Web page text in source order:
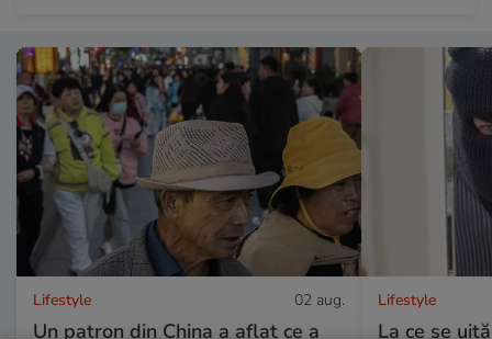
Lifestyle 02 aug.
Un patron din China a aflat ce a
Lifestyle
La ce se